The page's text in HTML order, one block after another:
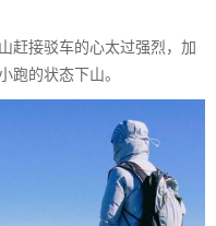
赶接驳车的心太过强烈，加
跑的状态下山。